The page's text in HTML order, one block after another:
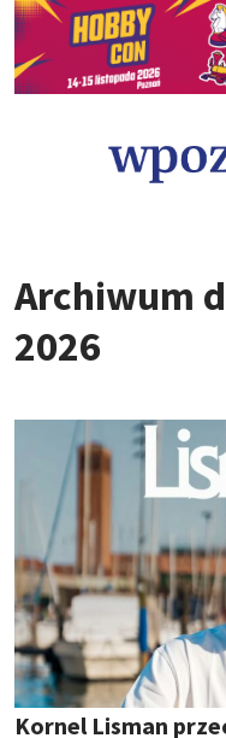
Archiwum
2026
Kornel Lisman